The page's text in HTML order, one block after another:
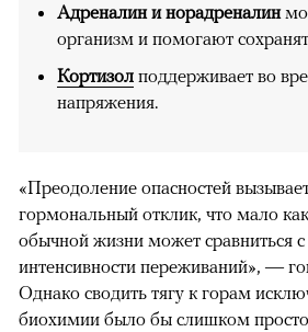
Адреналин и норадреналин
организм и помогают
Кортизол поддерживает во
напряжения.
«Преодоление опасностей
гормональный отклик, что мало
обычной жизни может сравниться
интенсивности переживаний», —
Однако сводить тягу к горам
биохимии было бы слишком